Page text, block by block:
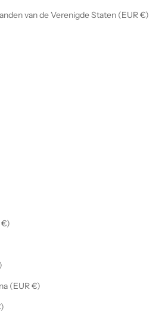
van de Verenigde Staten (EUR €)
€)
(EUR €)